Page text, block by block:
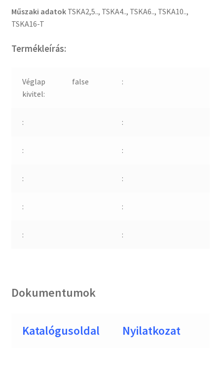
Műszaki adatok TSKA2,5.., TSKA4.., TSKA6.., TSKA10..,
TSKA16-T
Termékleírás:
Véglap
kivitel:
false :
: :
: :
: :
: :
: :
Dokumentumok
Katalógusoldal Nyilatkozat